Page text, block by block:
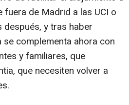
de Madrid a las UCI o
después, y tras haber
complementa ahora con
y familiares, que
que necesiten volver a